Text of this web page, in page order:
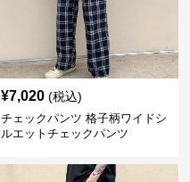
¥7,020 (税込)
チェックパンツ 格子柄ワイドシ
ルエットチェックパンツ